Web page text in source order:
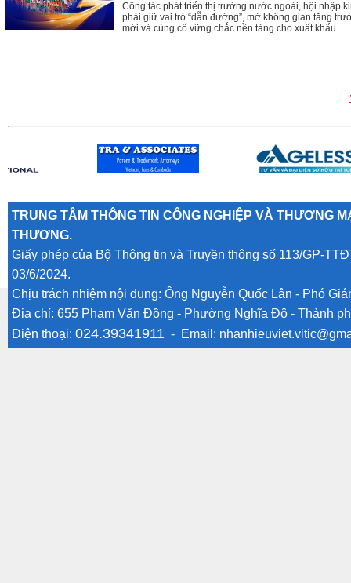
Công tác phát triển thị trường nước ngoài, hội nhập
phải giữ vai trò “dẫn đường”, mở không gian tăng
mới và củng cố vững chắc nền tảng cho xuất khẩu.
TRUNG TÂM THÔNG TIN CÔNG NGHIỆP VÀ THƯƠNG
THƯƠNG.
Giấy phép của Bộ Thông tin và Truyền thông số 113/GP-
03/6/2024.
Chịu trách nhiệm nội dung: Ông Nguyễn Quốc Lân - Phó
Địa chỉ: 655 Phạm Văn Đồng - Phường Nghĩa Đô - Thành
Điện thoại: 024.39341911 - Email: